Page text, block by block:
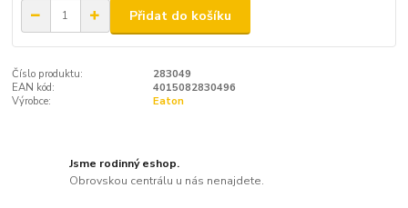
Přidat do košíku
Číslo produktu:
283049
EAN kód:
4015082830496
Výrobce:
Eaton
Jsme rodinný eshop.
Obrovskou centrálu u nás nenajdete.